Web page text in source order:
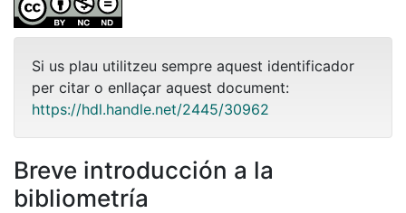
Si us plau utilitzeu sempre aquest identificador
per citar o enllaçar aquest document:
https://hdl.handle.net/2445/30962
Breve introducción a la
bibliometría